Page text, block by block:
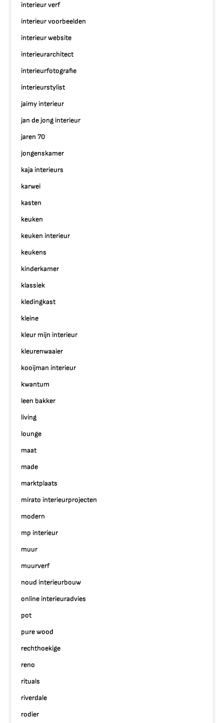
interieur verf
interieur voorbeelden
interieur website
interieurarchitect
interieurfotografie
interieurstylist
jaimy interieur
jan de jong interieur
jaren 70
jongenskamer
kaja interieurs
karwei
kasten
keuken
keuken interieur
keukens
kinderkamer
klassiek
kledingkast
kleine
kleur mijn interieur
kleurenwaaier
kooijman interieur
kwantum
leen bakker
living
lounge
maat
made
marktplaats
mirato interieurprojecten
modern
mp interieur
muur
muurverf
noud interieurbouw
online interieuradvies
pot
pure wood
rechthoekige
reno
rituals
riverdale
rodier